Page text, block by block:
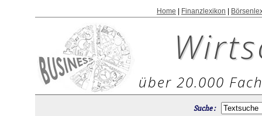
Home Finanzlexikon
über 20.000
Suche :